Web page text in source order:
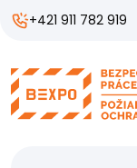
+421 911 782 919